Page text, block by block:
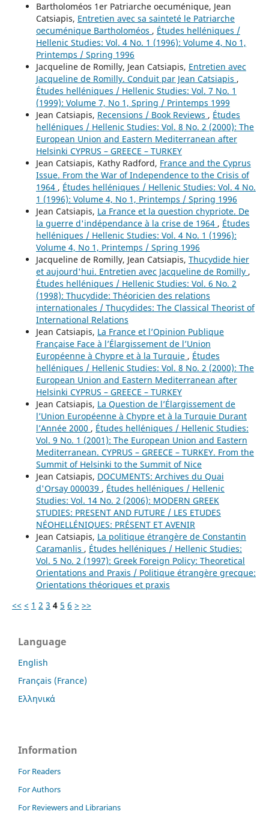
Bartholoméos 1er Patriarche oecuménique, Jean
Catsiapis, Entretien avec sa sainteté le Patriarche
oecuménique Bartholoméos , Études helléniques /
Hellenic Studies: Vol. 4 No. 1 (1996): Volume 4, No 1,
Printemps / Spring 1996
Jacqueline de Romilly, Jean Catsiapis, Entretien avec
Jacqueline de Romilly. Conduit par Jean Catsiapis ,
Études helléniques / Hellenic Studies: Vol. 7 No. 1
(1999): Volume 7, No 1, Spring / Printemps 1999
Jean Catsiapis, Recensions / Book Reviews , Études
helléniques / Hellenic Studies: Vol. 8 No. 2 (2000): The
European Union and Eastern Mediterranean after
Helsinki CYPRUS – GREECE – TURKEY
Jean Catsiapis, Kathy Radford, France and the Cyprus
Issue. From the War of Independence to the Crisis of
1964 , Études helléniques / Hellenic Studies: Vol. 4 No.
1 (1996): Volume 4, No 1, Printemps / Spring 1996
Jean Catsiapis, La France et la question chypriote. De
la guerre d'indépendance à la crise de 1964 , Études
helléniques / Hellenic Studies: Vol. 4 No. 1 (1996):
Volume 4, No 1, Printemps / Spring 1996
Jacqueline de Romilly, Jean Catsiapis, Thucydide hier
et aujourd'hui. Entretien avec Jacqueline de Romilly ,
Études helléniques / Hellenic Studies: Vol. 6 No. 2
(1998): Thucydide: Théoricien des relations
internationales / Thucydides: The Classical Theorist of
International Relations
Jean Catsiapis, La France et l’Opinion Publique
Française Face à l’Élargissement de l’Union
Européenne à Chypre et à la Turquie , Études
helléniques / Hellenic Studies: Vol. 8 No. 2 (2000): The
European Union and Eastern Mediterranean after
Helsinki CYPRUS – GREECE – TURKEY
Jean Catsiapis, La Question de l’Élargissement de
l’Union Européenne à Chypre et à la Turquie Durant
l’Année 2000 , Études helléniques / Hellenic Studies:
Vol. 9 No. 1 (2001): The European Union and Eastern
Mediterranean. CYPRUS – GREECE – TURKEY. From the
Summit of Helsinki to the Summit of Nice
Jean Catsiapis, DOCUMENTS: Archives du Quai
d'Orsay 000039 , Études helléniques / Hellenic
Studies: Vol. 14 No. 2 (2006): MODERN GREEK
STUDIES: PRESENT AND FUTURE / LES ETUDES
NÉOHELLÉNIQUES: PRÉSENT ET AVENIR
Jean Catsiapis, La politique étrangère de Constantin
Caramanlis , Études helléniques / Hellenic Studies:
Vol. 5 No. 2 (1997): Greek Foreign Policy: Theoretical
Orientations and Praxis / Politique étrangère grecque:
Orientations théoriques et praxis
<< < 1 2 3 4 5 6 > >>
Language
English
Français (France)
Ελληνικά
Information
For Readers
For Authors
For Reviewers and Librarians